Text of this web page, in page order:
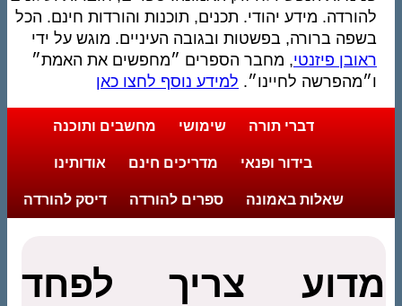
להורדה. מידע יהודי. תכנים, תוכנות והורדות חינם. הכל
בשפה ברורה, בפשטות ובגובה העיניים. מוגש על ידי
ראובן פיזנטי, מחבר הספרים ״מחפשים את האמת״
ו״מהפרשה לחיינו״. למידע נוסף לחצו כאן
דברי תורה שימושי מחשבים ותוכנה
בידור ופנאי מדריכים חינם אודותינו
שאלות באמונה ספרים להורדה דיסק להורדה
מדוע צריך לפחד